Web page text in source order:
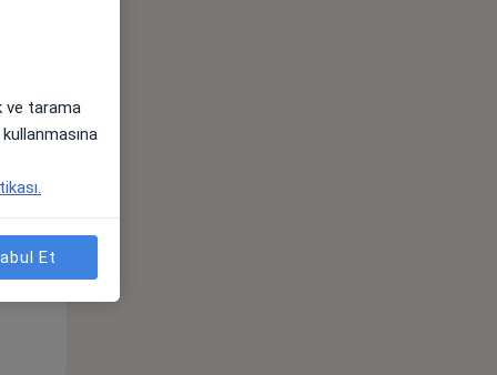
Pzt,
ve tarama
Et